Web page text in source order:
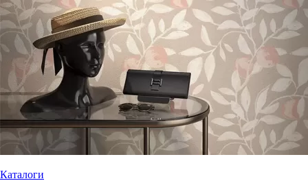
Каталоги